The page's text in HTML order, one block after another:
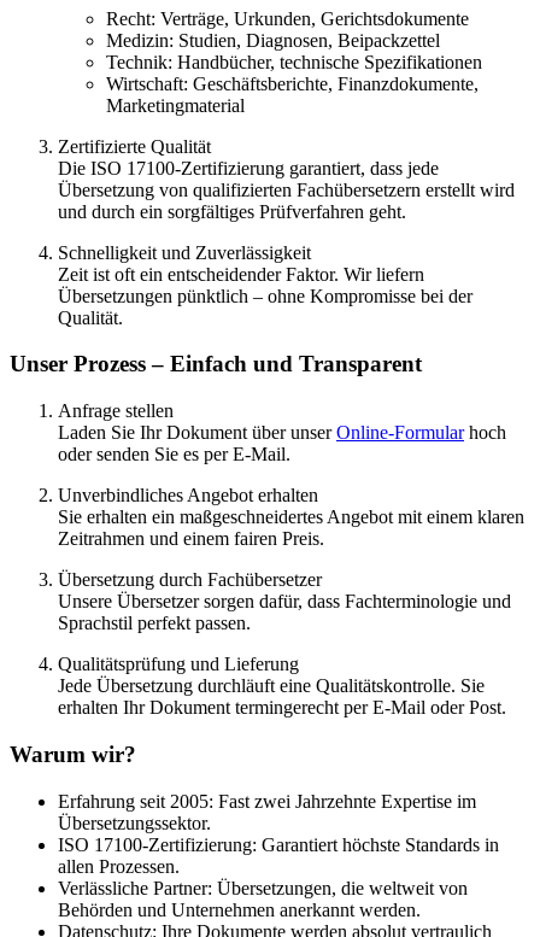
Recht: Verträge, Urkunden, Gerichtsdokumente
Medizin: Studien, Diagnosen, Beipackzettel
Technik: Handbücher, technische Spezifikationen
Wirtschaft: Geschäftsberichte, Finanzdokumente,
Marketingmaterial
Zertifizierte Qualität
Die ISO 17100-Zertifizierung garantiert, dass jede
Übersetzung von qualifizierten Fachübersetzern erstellt wird
und durch ein sorgfältiges Prüfverfahren geht.
Schnelligkeit und Zuverlässigkeit
Zeit ist oft ein entscheidender Faktor. Wir liefern
Übersetzungen pünktlich – ohne Kompromisse bei der
Qualität.
Unser Prozess – Einfach und Transparent
Anfrage stellen
Laden Sie Ihr Dokument über unserOnline-Formularhoch
oder senden Sie es per E-Mail.
Unverbindliches Angebot erhalten
Sie erhalten ein maßgeschneidertes Angebot mit einem klaren
Zeitrahmen und einem fairen Preis.
Übersetzung durch Fachübersetzer
Unsere Übersetzer sorgen dafür, dass Fachterminologie und
Sprachstil perfekt passen.
Qualitätsprüfung und Lieferung
Jede Übersetzung durchläuft eine Qualitätskontrolle. Sie
erhalten Ihr Dokument termingerecht per E-Mail oder Post.
Warum wir?
Erfahrung seit 2005: Fast zwei Jahrzehnte Expertise im
Übersetzungssektor.
ISO 17100-Zertifizierung: Garantiert höchste Standards in
allen Prozessen.
Verlässliche Partner: Übersetzungen, die weltweit von
Behörden und Unternehmen anerkannt werden.
Datenschutz: Ihre Dokumente werden absolut vertraulich